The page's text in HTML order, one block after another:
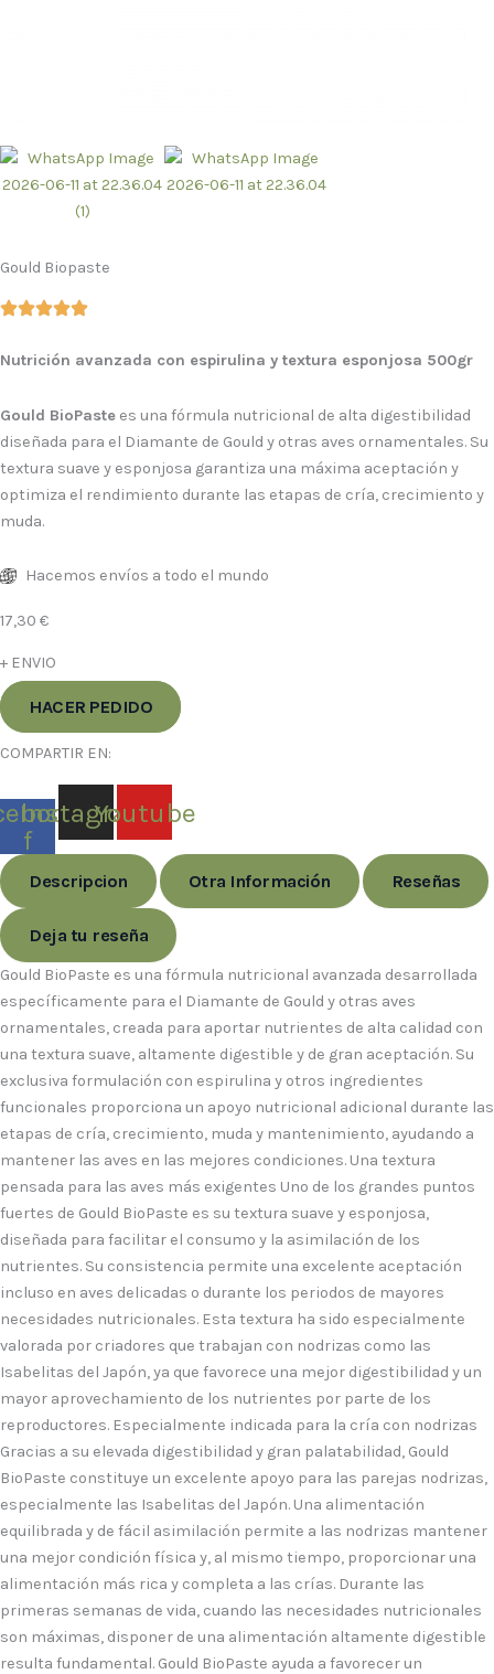
Gould Biopaste
Nutrición avanzada con espirulina y textura esponjosa 500gr
Gould BioPaste es una fórmula nutricional de alta digestibilidad
diseñada para el Diamante de Gould y otras aves ornamentales. Su
textura suave y esponjosa garantiza una máxima aceptación y
optimiza el rendimiento durante las etapas de cría, crecimiento y
muda.
Hacemos envíos a todo el mundo
17,30 €
+ ENVIO
HACER PEDIDO
COMPARTIR EN:
f
Instagram
Youtube
Descripcion Otra Información Reseñas
Deja tu reseña
Gould BioPaste es una fórmula nutricional avanzada desarrollada
específicamente para el Diamante de Gould y otras aves
ornamentales, creada para aportar nutrientes de alta calidad con
una textura suave, altamente digestible y de gran aceptación. Su
exclusiva formulación con espirulina y otros ingredientes
funcionales proporciona un apoyo nutricional adicional durante las
etapas de cría, crecimiento, muda y mantenimiento, ayudando a
mantener las aves en las mejores condiciones. Una textura
pensada para las aves más exigentes Uno de los grandes puntos
fuertes de Gould BioPaste es su textura suave y esponjosa,
diseñada para facilitar el consumo y la asimilación de los
nutrientes. Su consistencia permite una excelente aceptación
incluso en aves delicadas o durante los periodos de mayores
necesidades nutricionales. Esta textura ha sido especialmente
valorada por criadores que trabajan con nodrizas como las
Isabelitas del Japón, ya que favorece una mejor digestibilidad y un
mayor aprovechamiento de los nutrientes por parte de los
reproductores. Especialmente indicada para la cría con nodrizas
Gracias a su elevada digestibilidad y gran palatabilidad, Gould
BioPaste constituye un excelente apoyo para las parejas nodrizas,
especialmente las Isabelitas del Japón. Una alimentación
equilibrada y de fácil asimilación permite a las nodrizas mantener
una mejor condición física y, al mismo tiempo, proporcionar una
alimentación más rica y completa a las crías. Durante las
primeras semanas de vida, cuando las necesidades nutricionales
son máximas, disponer de una alimentación altamente digestible
resulta fundamental. Gould BioPaste ayuda a favorecer un